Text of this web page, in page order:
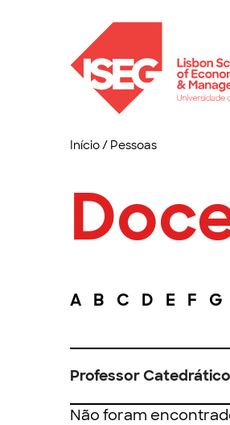
Início/ Pessoas
A B C D E F G
Professor
Não foram